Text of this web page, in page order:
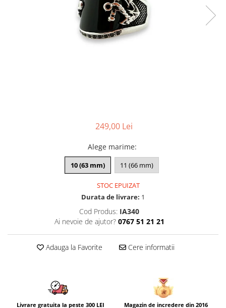
249,00 Lei
Alege marime:
10 (63 mm) 11 (66 mm)
STOC EPUIZAT
Durata de livrare: 1
Cod Produs: IA340
Ai nevoie de ajutor? 0767 51 21 21
Adauga la Favorite Cere informatii
Livrare gratuita la peste 300 LEI Magazin de incredere din 2016